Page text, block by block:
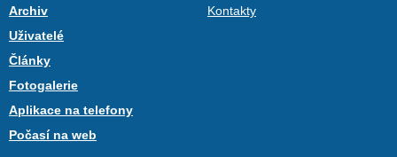
Archiv
Uživatelé
Články
Fotogalerie
Aplikace na telefony
Počasí na web
Kontakty